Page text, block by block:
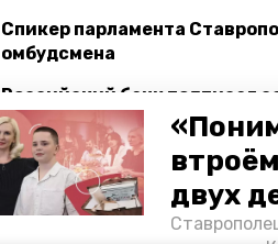
двух
Спикер парламента
омбудсмена
Российский банк подписал
агробизнеса
кредит ипотека